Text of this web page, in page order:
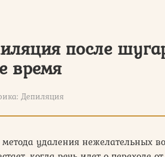
после
время
Депиляция
удаления нежелательных